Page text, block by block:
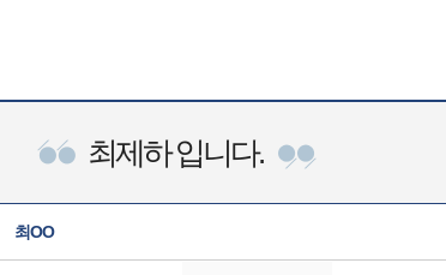
최제하 입니다.
최OO